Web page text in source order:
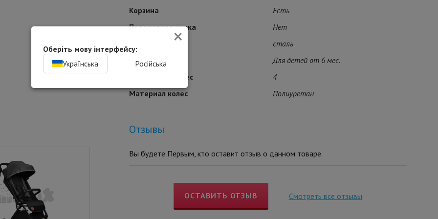
Корзина
Есть
Перекидная ручка
Нет
Рама(материал)
сталь
Для кого
Для детей от 6 мес.
Количество колес
4
Материал колес
Полиуретан
Отзывы
Вы будете Первым, кто оставит отзыв о данном товаре.
ОСТАВИТЬ ОТЗЫВ Смотреть все отзывы
×
Оберіть мову інтерфейсу:
Українська
Російська